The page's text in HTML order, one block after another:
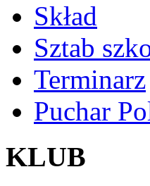
Skład
Sztab
Terminarz
Puchar
KLUB